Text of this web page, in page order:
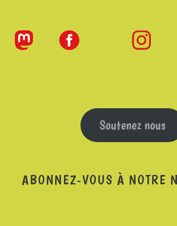
Soutenez nous
ABONNEZ-VOUS À NOTRE